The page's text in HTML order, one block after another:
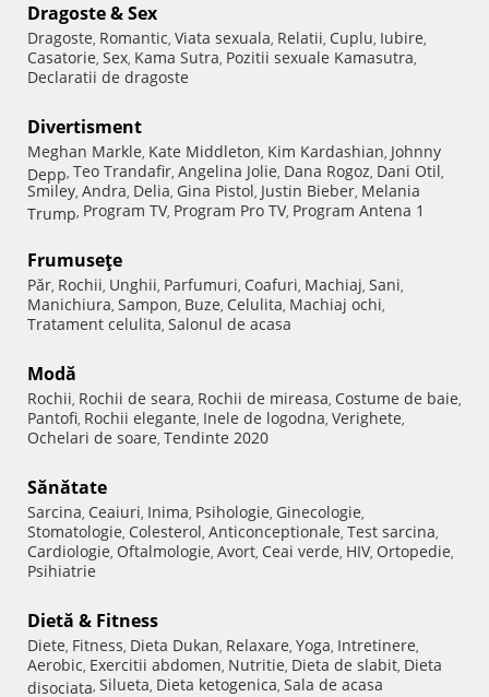
Dragoste & Sex
Dragoste, Romantic, Viata sexuala, Relatii, Cuplu, Iubire,
Casatorie, Sex, Kama Sutra, Pozitii sexuale Kamasutra,
Declaratii de dragoste
Divertisment
Meghan Markle, Kate Middleton, Kim Kardashian, Johnny
Depp, Teo Trandafir, Angelina Jolie, Dana Rogoz, Dani Otil,
Smiley, Andra, Delia, Gina Pistol, Justin Bieber, Melania
Trump, Program TV, Program Pro TV, Program Antena 1
Frumuseţe
Păr, Rochii, Unghii, Parfumuri, Coafuri, Machiaj, Sani,
Manichiura, Sampon, Buze, Celulita, Machiaj ochi,
Tratament celulita, Salonul de acasa
Modă
Rochii, Rochii de seara, Rochii de mireasa, Costume de baie,
Pantofi, Rochii elegante, Inele de logodna, Verighete,
Ochelari de soare, Tendinte 2020
Sănătate
Sarcina, Ceaiuri, Inima, Psihologie, Ginecologie,
Stomatologie, Colesterol, Anticonceptionale, Test sarcina,
Cardiologie, Oftalmologie, Avort, Ceai verde, HIV, Ortopedie,
Psihiatrie
Dietă & Fitness
Diete, Fitness, Dieta Dukan, Relaxare, Yoga, Intretinere,
Aerobic, Exercitii abdomen, Nutritie, Dieta de slabit, Dieta
disociata, Silueta, Dieta ketogenica, Sala de acasa